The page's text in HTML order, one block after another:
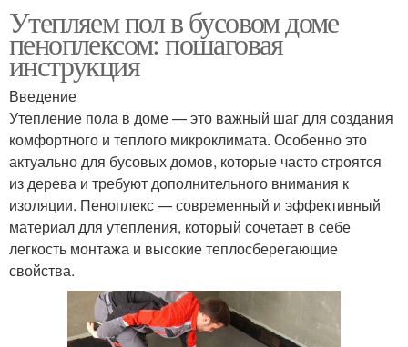
Утепляем пол в бусовом доме
пеноплексом: пошаговая
инструкция
Введение
Утепление пола в доме — это важный шаг для создания
комфортного и теплого микроклимата. Особенно это
актуально для бусовых домов, которые часто строятся
из дерева и требуют дополнительного внимания к
изоляции. Пеноплекс — современный и эффективный
материал для утепления, который сочетает в себе
легкость монтажа и высокие теплосберегающие
свойства.